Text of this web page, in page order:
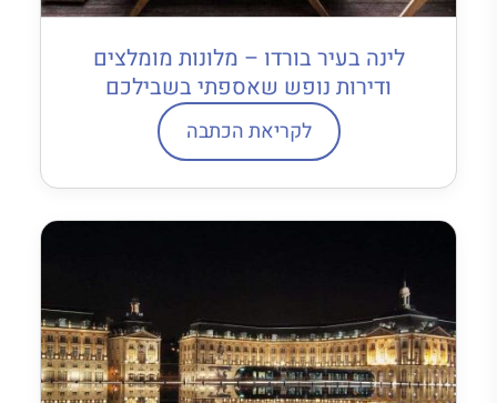
לינה בעיר בורדו – מלונות מומלצים
ודירות נופש שאספתי בשבילכם
לקריאת הכתבה